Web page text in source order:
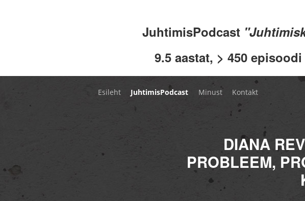
JuhtimisPodcast
9.5 aastat, > 450
Esileht JuhtimisPodcast Minust Kontakt
DIANA
PROBLEEM,